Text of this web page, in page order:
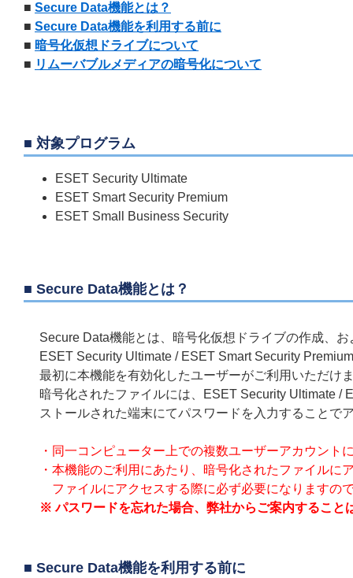
■ Secure Data機能とは？
■ Secure Data機能を利用する前に
■ 暗号化仮想ドライブについて
■ リムーバブルメディアの暗号化について
■ 対象プログラム
ESET Security Ultimate
ESET Smart Security Premium
ESET Small Business Security
■ Secure Data機能とは？
Secure Data機能とは、暗号化仮想ドライブの作成、
ESET Security Ultimate / ESET Smart Security
最初に本機能を有効化したユーザーがご利用いただけ
暗号化されたファイルには、ESET Security Ultimate /
ストールされた端末にてパスワードを入力することで
・同一コンピューター上での複数ユーザーアカウント
・本機能のご利用にあたり、暗号化されたファイルに
ファイルにアクセスする際に必ず必要になりますの
※ パスワードを忘れた場合、弊社からご案内すること
■ Secure Data機能を利用する前に